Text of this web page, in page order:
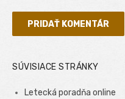
SÚVISIACE STRÁNKY
Letecká poradňa online